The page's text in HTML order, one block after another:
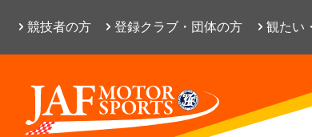
競技者の方 登録クラブ・団体の方 観たい